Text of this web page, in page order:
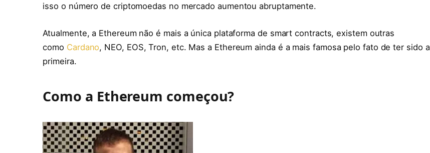
isso o número de criptomoedas no mercado aumentou abruptamente.
Atualmente, a Ethereum não é mais a única plataforma de smart contracts, existem outras
como Cardano, NEO, EOS, Tron, etc. Mas a Ethereum ainda é a mais famosa pelo fato de ter sido a
primeira.
Como a Ethereum começou?